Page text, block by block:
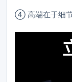
④ 高端在于细